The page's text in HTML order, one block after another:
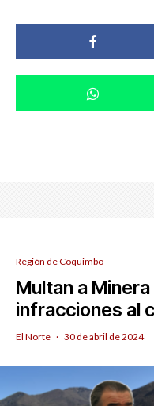
Región de Coquimbo
Multan a
infracciones al
El Norte · 30 de abril de 2024